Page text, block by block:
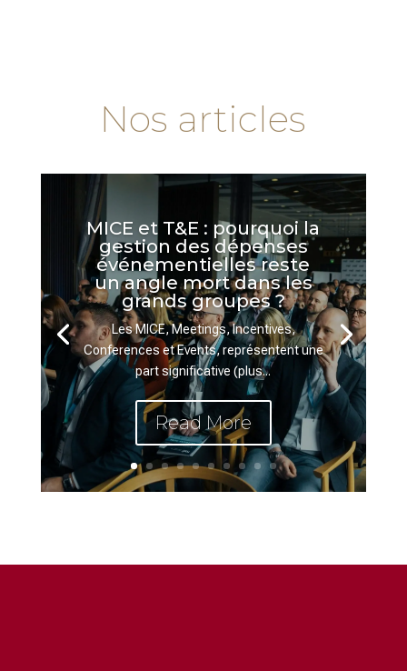
Nos articles
MICE et T&E : pourquoi la
gestion des dépenses
événementielles reste
un angle mort dans les
grands groupes ?
Les MICE, Meetings, Incentives,
Conferences et Events, représentent une
part significative (plus...
Read More